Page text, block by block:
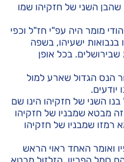
שהבן השני של חזקיהו שמו
מומר היה עפ"י חז"ל וכפי
בנבואות ישעיהו, בשפה
בכל אופן
הגדול שארע למול
יודעים.
השני של חזקיהו הינו שם
מבטא שמבניו של חזקיהו
רמזו שמבניו של חזקיהו
ואומר האחד ראוי הראש